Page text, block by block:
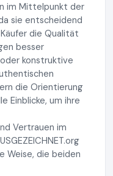
im Mittelpunkt der
sie entscheidend
die Qualität
besser
konstruktive
die Orientierung
Einblicke, um ihre
Vertrauen im
Weise, die beiden